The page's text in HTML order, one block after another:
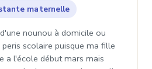
maternelle
nounou à domicile ou
scolaire puisque ma fille
a l'école début mars mais